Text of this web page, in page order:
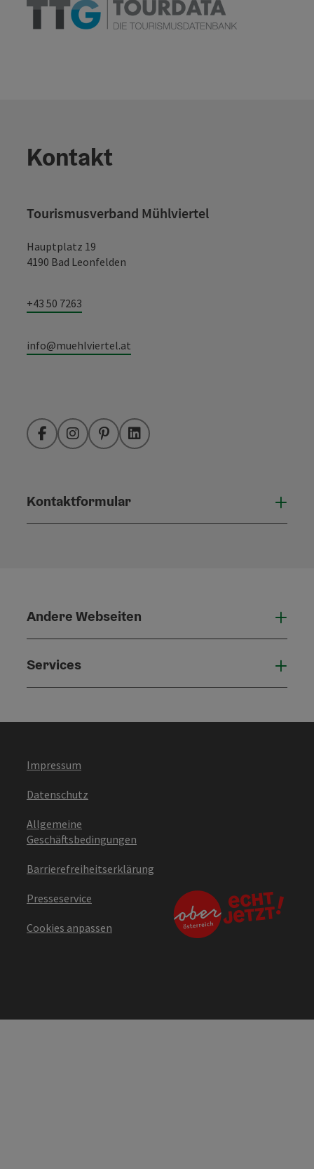
Kontakt
Tourismusverband Mühlviertel
Hauptplatz 19
4190 Bad Leonfelden
+43 50 7263
info@muehlviertel.at
FacebookInstagramPinterestLinkedIn
Kontaktformular
Andere Webseiten
Services
Impressum
Datenschutz
Allgemeine
Geschäftsbedingungen
Barrierefreiheitserklärung
Presseservice
Cookies anpassen